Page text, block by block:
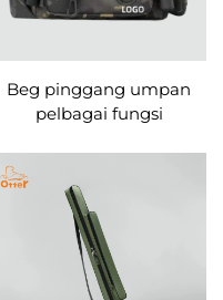
Beg pinggang umpan
pelbagai fungsi